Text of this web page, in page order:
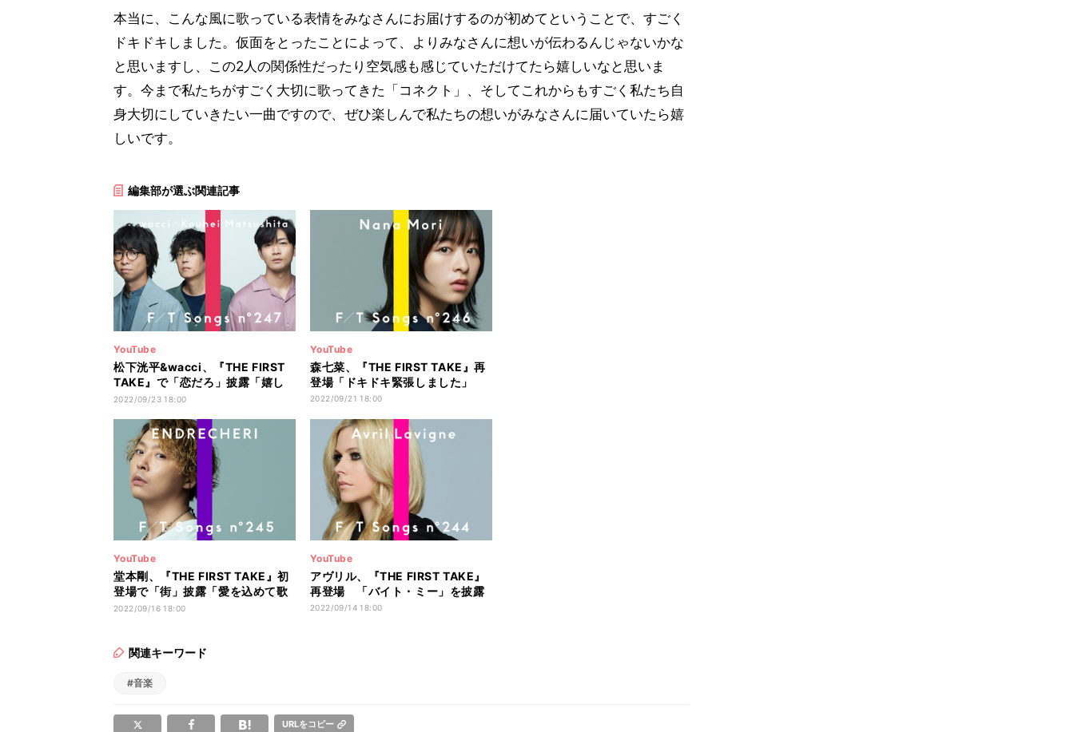
本当に、こんな風に歌っている表情をみなさんにお届けするのが初めてということで、すごく
ドキドキしました。仮面をとったことによって、よりみなさんに想いが伝わるんじゃないかな
と思いますし、この2人の関係性だったり空気感も感じていただけてたら嬉しいなと思いま
す。今まで私たちがすごく大切に歌ってきた「コネクト」、そしてこれからもすごく私たち自
身大切にしていきたい一曲ですので、ぜひ楽しんで私たちの想いがみなさんに届いていたら嬉
しいです。
編集部が選ぶ関連記事
YouTube
松下洸平&wacci、『THE FIRST
TAKE』で「恋だろ」披露「嬉し
い」「とても緊張」
2022/09/23 18:00
YouTube
森七菜、『THE FIRST TAKE』再
登場「ドキドキ緊張しました」
2022/09/21 18:00
YouTube
堂本剛、『THE FIRST TAKE』初
登場で「街」披露「愛を込めて歌
いました」
2022/09/16 18:00
YouTube
アヴリル、『THE FIRST TAKE』
再登場 「バイト・ミー」を披露
2022/09/14 18:00
関連キーワード
#音楽
URLをコピー